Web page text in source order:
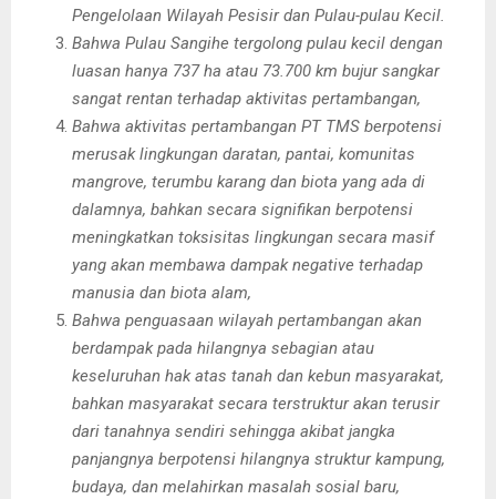
Pengelolaan Wilayah Pesisir dan Pulau-pulau Kecil.
Bahwa Pulau Sangihe tergolong pulau kecil dengan
luasan hanya 737 ha atau 73.700 km bujur sangkar
sangat rentan terhadap aktivitas pertambangan,
Bahwa aktivitas pertambangan PT TMS berpotensi
merusak lingkungan daratan, pantai, komunitas
mangrove, terumbu karang dan biota yang ada di
dalamnya, bahkan secara signifikan berpotensi
meningkatkan toksisitas lingkungan secara masif
yang akan membawa dampak negative terhadap
manusia dan biota alam,
Bahwa penguasaan wilayah pertambangan akan
berdampak pada hilangnya sebagian atau
keseluruhan hak atas tanah dan kebun masyarakat,
bahkan masyarakat secara terstruktur akan terusir
dari tanahnya sendiri sehingga akibat jangka
panjangnya berpotensi hilangnya struktur kampung,
budaya, dan melahirkan masalah sosial baru,